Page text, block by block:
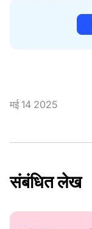
मई 14 2025
संबंधित लेख